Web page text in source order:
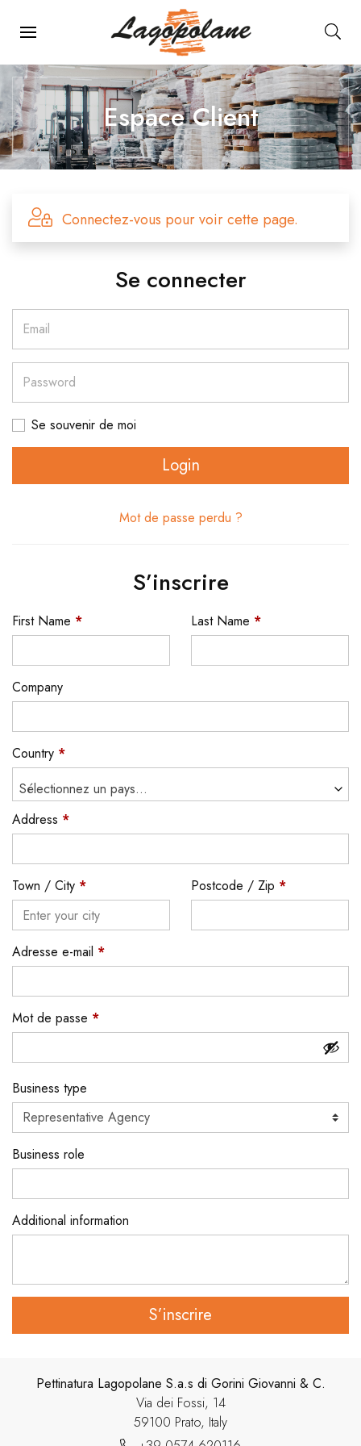
Main Navigation
Espace Client
Connectez-vous pour voir cette page.
Se connecter
Email
Password
Se souvenir de moi
Login
Mot de passe perdu ?
S’inscrire
First Name * Last Name *
Company
Country *
Sélectionnez un pays...
Address *
Town / City * Postcode / Zip *
Adresse e-mail *
Mot de passe *
Business type
Business role
Additional information
S’inscrire
Pettinatura Lagopolane S.a.s di Gorini Giovanni & C.
Via dei Fossi, 14
59100 Prato, Italy